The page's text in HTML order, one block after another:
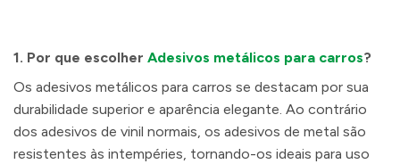
1. Por que escolher Adesivos metálicos para carros?
Os adesivos metálicos para carros se destacam por sua
durabilidade superior e aparência elegante. Ao contrário
dos adesivos de vinil normais, os adesivos de metal são
resistentes às intempéries, tornando-os ideais para uso